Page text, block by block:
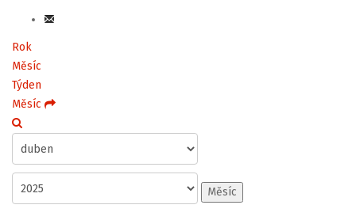
Rok
Měsíc
Týden
Měsíc
Měsíc